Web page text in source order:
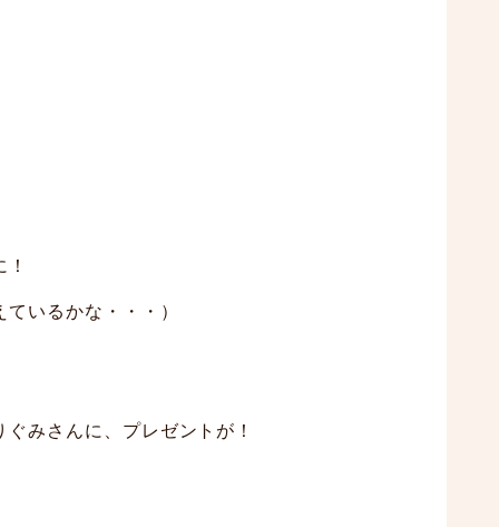
いるかな・・・）
みさんに、プレゼントが！